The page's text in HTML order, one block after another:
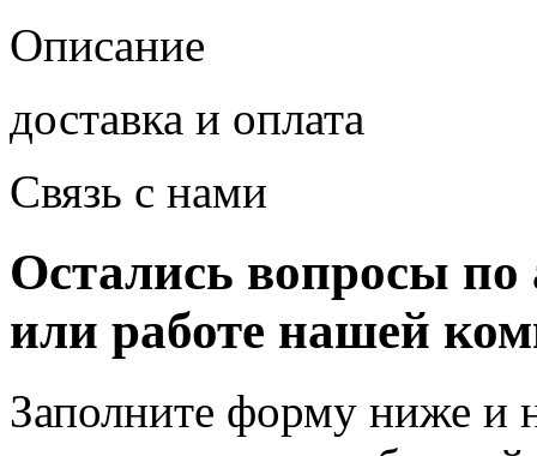
Описание
доставка и оплата
Связь с нами
Остались вопросы по
или работе нашей
Заполните форму ниже и